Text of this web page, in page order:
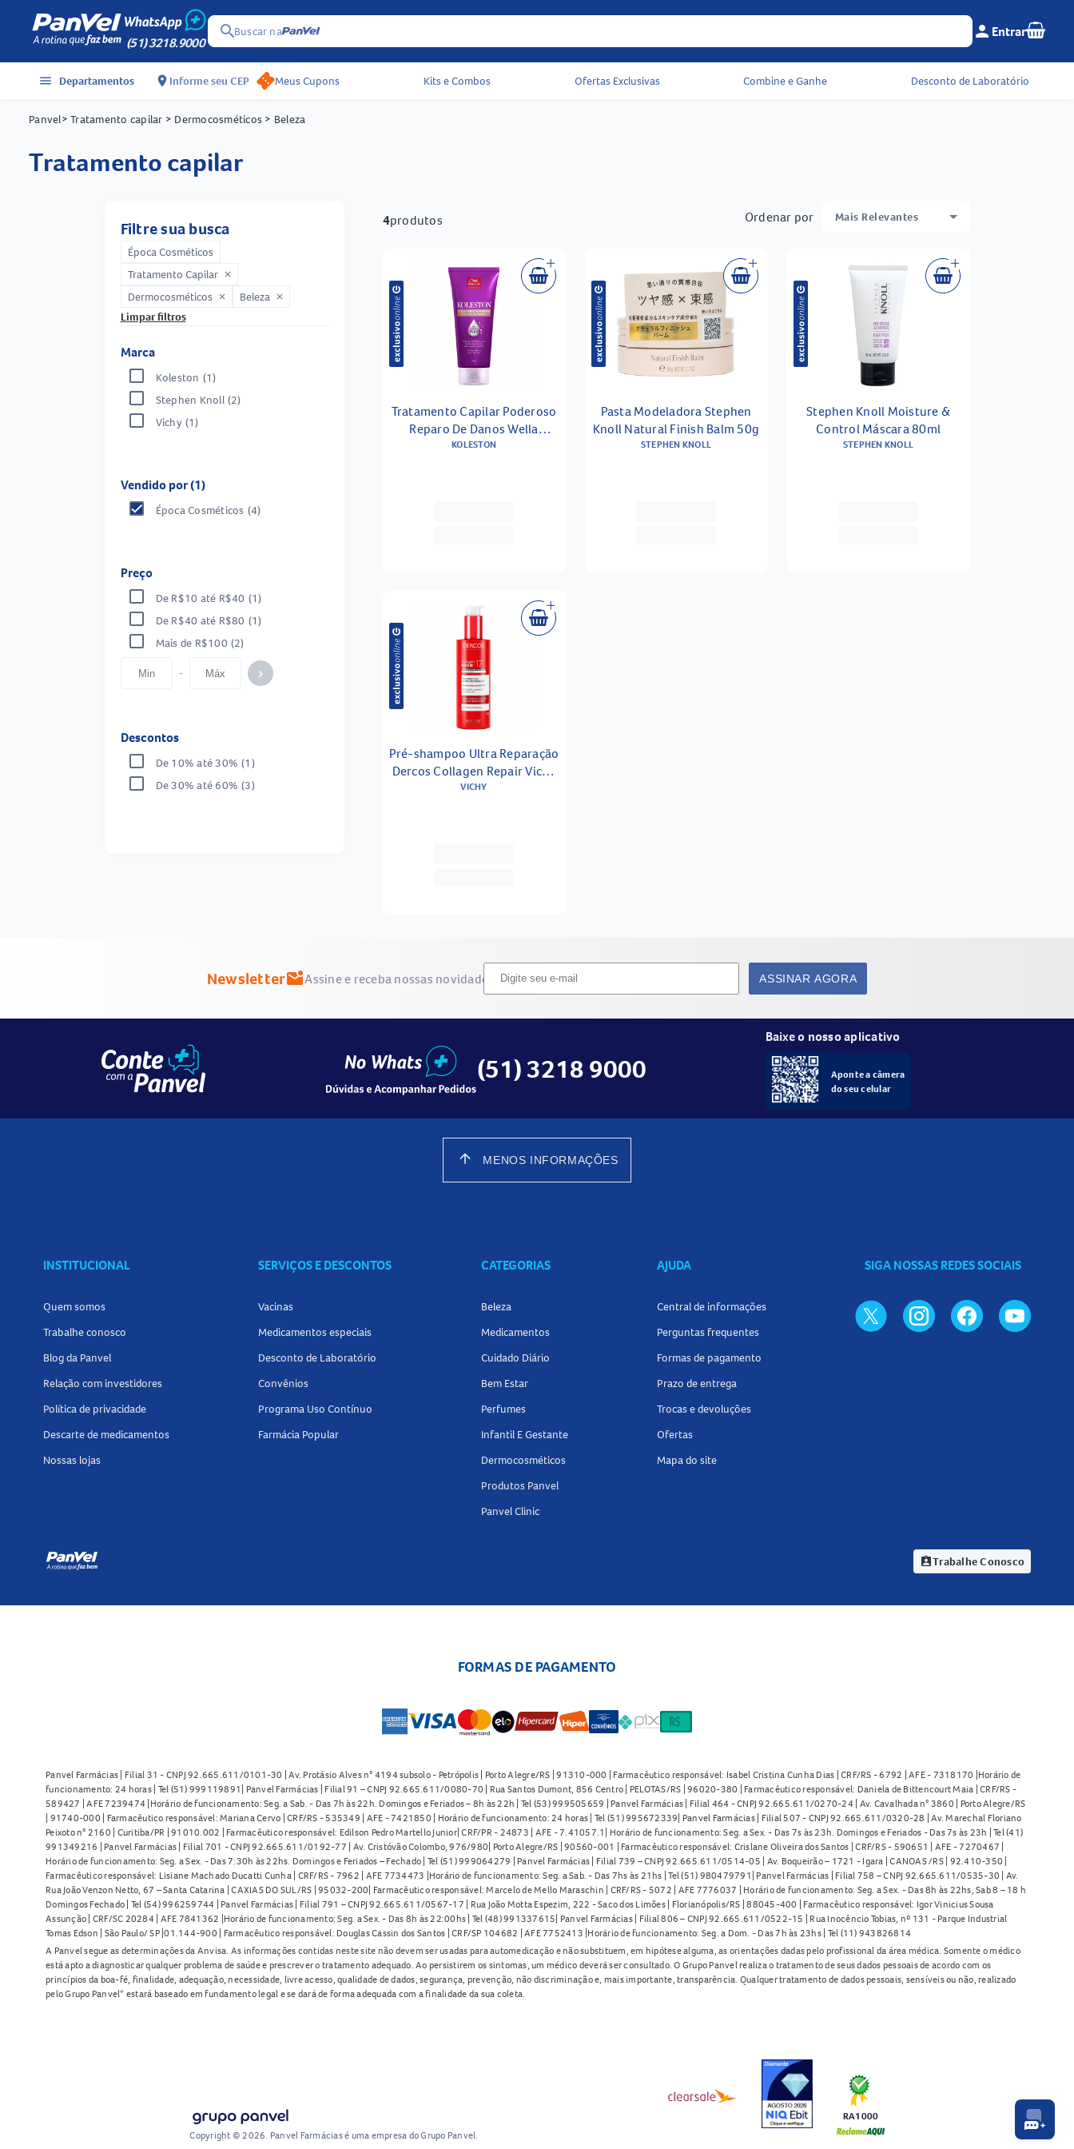
(51) 3218.9000
searchBuscar na Menu do cliente e
person Entrar Seu
Acessos rápidos do cabeçalho
menu Departamentos location_on Informe seu CEP Meus Cupons Kits e Combos Ofertas Exclusivas Combine e Ganhe Desconto de Laboratório
Panvel> Tratamento capilar > Dermocosméticos > Beleza
tratamento capilar
Filtre sua busca
Época Cosméticos
Tratamento Capilar
close
Dermocosméticos close Beleza close
Limpar filtros
Marca
Koleston (1)
Stephen Knoll (2)
Vichy (1)
Vendido por (1)
Época Cosméticos (4)
Preço
De R$10 até R$40 (1)
De R$40 até R$80 (1)
Mais de R$100 (2)
- keyboard_arrow_right
Descontos
De 10% até 30% (1)
De 30% até 60% (3)
4produtos Ordenar por Mais Relevantes
Tratamento Capilar Poderoso
Reparo De Danos Wella
Koleston 170ml
KOLESTON
Pasta Modeladora Stephen
Knoll Natural Finish Balm 50g
STEPHEN KNOLL
Stephen Knoll Moisture &
Control Máscara 80ml
STEPHEN KNOLL
Pré-shampoo Ultra Reparação
Dercos Collagen Repair Vichy
17 150g
VICHY
Newslettermark_email_unreadAssine e receba nossas novidades ASSINAR AGORA
(51) 3218 9000
Baixe o nosso aplicativo
Aponte a câmera
do seu celular
arrow_upward MENOS INFORMAÇÕES
INSTITUCIONAL
Quem somos
Trabalhe conosco
Blog da Panvel
Relação com investidores
Política de privacidade
Descarte de medicamentos
Nossas lojas
SERVIÇOS E DESCONTOS
Vacinas
Medicamentos especiais
Desconto de Laboratório
Convênios
Programa Uso Contínuo
Farmácia Popular
CATEGORIAS
Beleza
Medicamentos
Cuidado Diário
Bem Estar
Perfumes
Infantil E Gestante
Dermocosméticos
Produtos Panvel
Panvel Clinic
AJUDA
Central de informações
Perguntas frequentes
Formas de pagamento
Prazo de entrega
Trocas e devoluções
Ofertas
Mapa do site
SIGA NOSSAS REDES SOCIAIS
assignment_indTrabalhe Conosco
FORMAS DE PAGAMENTO
Panvel Farmácias | Filial 31 - CNPJ 92.665.611/0101-30 | Av. Protásio Alves n° 4194 subsolo - Petrópolis | Porto Alegre/RS | 91310-000 | Farmacêutico responsável: Isabel Cristina Cunha Dias | CRF/RS - 6792 | AFE - 7318170 |Horário de
funcionamento: 24 horas | Tel (51) 999119891| Panvel Farmácias | Filial 91 – CNPJ 92.665.611/0080-70 | Rua Santos Dumont, 856 Centro | PELOTAS/RS | 96020-380 | Farmacêutico responsável: Daniela de Bittencourt Maia | CRF/RS -
589427 | AFE 7239474 |Horário de funcionamento: Seg. a Sab. - Das 7h às 22h. Domingos e Feriados – 8h às 22h | Tel (53) 999505659 | Panvel Farmácias | Filial 464 - CNPJ 92.665.611/0270-24 | Av. Cavalhada n° 3860 | Porto Alegre/RS
| 91740-000 | Farmacêutico responsável: Mariana Cervo | CRF/RS - 535349 | AFE - 7421850 | Horário de funcionamento: 24 horas | Tel (51) 995672339| Panvel Farmácias | Filial 507 - CNPJ 92.665.611/0320-28 | Av. Marechal Floriano
Peixoto n° 2160 | Curitiba/PR | 91010.002 | Farmacêutico responsável: Edilson Pedro Martello Junior| CRF/PR - 24873 | AFE - 7.41057.1| Horário de funcionamento: Seg. a Sex. - Das 7s às 23h. Domingos e Feriados - Das 7s às 23h | Tel (41)
991349216 | Panvel Farmácias | Filial 701 - CNPJ 92.665.611/0192-77 | Av. Cristóvão Colombo, 976/980| Porto Alegre/RS | 90560-001 | Farmacêutico responsável: Crislane Oliveira dos Santos | CRF/RS - 590651 | AFE - 7270467 |
Horário de funcionamento: Seg. a Sex. - Das 7:30h às 22hs. Domingos e Feriados – Fechado | Tel (51) 999064279 | Panvel Farmácias | Filial 739 – CNPJ 92.665.611/0514-05 | Av. Boqueirão – 1721 - Igara | CANOAS /RS | 92.410-350 |
Farmacêutico responsável: Lisiane Machado Ducatti Cunha | CRF/RS - 7962 | AFE 7734473 |Horário de funcionamento: Seg. a Sab. - Das 7hs às 21hs | Tel (51) 980479791| Panvel Farmácias | Filial 758 – CNPJ 92.665.611/0535-30 | Av.
Rua João Venzon Netto, 67 – Santa Catarina | CAXIAS DO SUL/RS | 95032-200| Farmacêutico responsável: Marcelo de Mello Maraschin | CRF/RS - 5072 | AFE 7776037 | Horário de funcionamento: Seg. a Sex. - Das 8h às 22hs, Sab 8 – 18 h
Domingos Fechado | Tel (54) 996259744 | Panvel Farmácias | Filial 791 – CNPJ 92.665.611/0567-17 | Rua João Motta Espezim, 222 - Saco dos Limões | Florianópolis/RS | 88045-400 | Farmacêutico responsável: Igor Vinicius Sousa
Assunção | CRF/SC 20284 | AFE 7841362 |Horário de funcionamento: Seg. a Sex. - Das 8h às 22:00hs | Tel (48) 991337615| Panvel Farmácias | Filial 806 – CNPJ 92.665.611/0522-15 | Rua Inocêncio Tobias, nº 131 - Parque Industrial
Tomas Edson | São Paulo/ SP |01.144-900 | Farmacêutico responsável: Douglas Cassin dos Santos | CRF/SP 104682 | AFE 7752413 |Horário de funcionamento: Seg. a Dom. - Das 7h às 23hs | Tel (11) 943826814
A Panvel segue as determinações da Anvisa. As informações contidas neste site não devem ser usadas para automedicação e não substituem, em hipótese alguma, as orientações dadas pelo profissional da área médica. Somente o médico
está apto a diagnosticar qualquer problema de saúde e prescrever o tratamento adequado. Ao persistirem os sintomas, um médico deverá ser consultado. O Grupo Panvel realiza o tratamento de seus dados pessoais de acordo com os
princípios da boa-fé, finalidade, adequação, necessidade, livre acesso, qualidade de dados, segurança, prevenção, não discriminação e, mais importante, transparência. Qualquer tratamento de dados pessoais, sensíveis ou não, realizado
pelo Grupo Panvel* estará baseado em fundamento legal e se dará de forma adequada com a finalidade da sua coleta.
Copyright © 2026. Panvel Farmácias é uma empresa do Grupo Panvel.
RA1000